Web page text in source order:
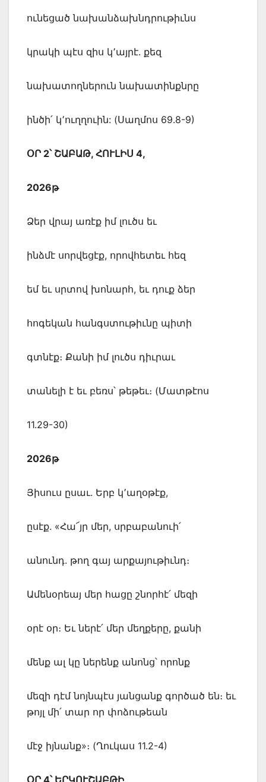
ունեցած նախանձախնդրութիւնս
կրակի պէս զիս կ՚այրէ. քեզ
նախատողներուն նախատինքնրը
ինծի՛ կ՚ուղղուին: (Սաղմոս 69.8-9)
ՕՐ 2՝ ՇԱԲԱԹ, ՀՈՒԼԻՍ 4,
2026թ
Ձեր վրայ առէք իմ լուծս եւ
ինձմէ սորվեցէք, որովհետեւ հեզ
եմ եւ սրտով խոնարհ, եւ դուք ձեր
հոգեկան հանգստութիւնը պիտի
գտնէք։ Քանի իմ լուծս դիւրաւ
տանելի է եւ բեռս՝ թեթեւ։ (Մատթէոս
11.29-30)
2026թ
Յիսուս ըսաւ. Երբ կ՚աղօթէք,
ըսէք. «Հա՜յր մեր, սրբաբանուի՛
անունդ. թող գայ արքայութիւնդ։
Ամենօրեայ մեր հացը շնորհէ՛ մեզի
օրէ օր։ Եւ ներէ՛ մեր մեղքերը, քանի
մենք ալ կը ներենք անոնց՝ որոնք
մեզի դէմ նոյնպէս յանցանք գործած են։ եւ
թոյլ մի՛ տար որ փոձութեան
մէջ իյնանք»։ (Ղուկաս 11.2-4)